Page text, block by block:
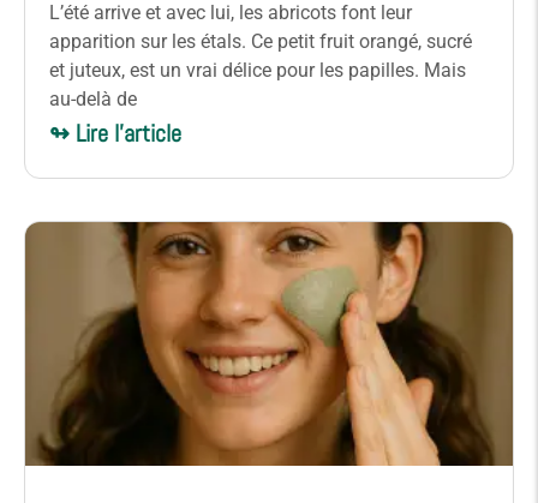
L’été arrive et avec lui, les abricots font leur
apparition sur les étals. Ce petit fruit orangé, sucré
et juteux, est un vrai délice pour les papilles. Mais
au-delà de
↬ Lire l'article